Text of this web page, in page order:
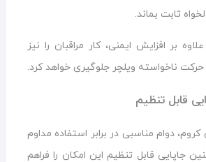
ثابت بماند.
بر افزایش ایمنی، کار مراقبان را نیز
ناخواسته ویلچر جلوگیری خواهد کرد.
قابل تنظیم
دوام مناسبی در برابر استفاده مداوم
جاپایی قابل تنظیم این امکان را فراهم